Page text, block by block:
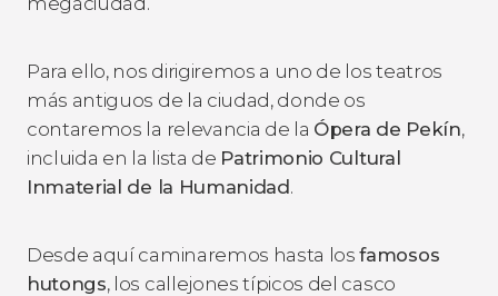
Para ello, nos dirigiremos a uno de los teatros
más antiguos de la ciudad, donde os
contaremos la relevancia de la Ópera de Pekín,
incluida en la lista de Patrimonio Cultural
Inmaterial de la Humanidad.
Desde aquí caminaremos hasta losfamosos
hutongs, los callejones típicos del casco